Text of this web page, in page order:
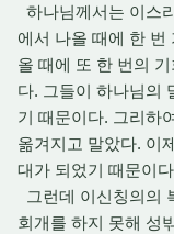
하나님께서는 이스
에서 나올 때에 한 번
올 때에 또 한 번의
다. 그들이 하나님의
기 때문이다. 그리하
옮겨지고 말았다. 이
대가 되었기 때문이
그런데 이신칭의의
회개를 하지 못해 성